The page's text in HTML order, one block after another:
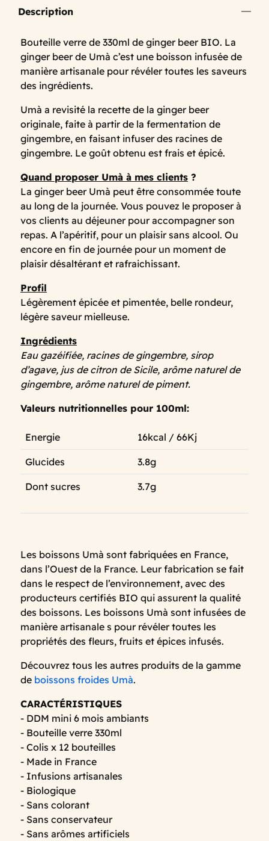
Description
Bouteille verre de 330ml de ginger beer BIO. La
ginger beer de Umà c’est une boisson infusée de
manière artisanale pour révéler toutes les saveurs
des ingrédients.
Umà a revisité la recette de la ginger beer
originale, faite à partir de la fermentation de
gingembre, en faisant infuser des racines de
gingembre. Le goût obtenu est frais et épicé.
Quand proposer Umà à mes clients ?
La ginger beer Umà peut être consommée toute
au long de la journée. Vous pouvez le proposer à
vos clients au déjeuner pour accompagner son
repas. A l’apéritif, pour un plaisir sans alcool. Ou
encore en fin de journée pour un moment de
plaisir désaltérant et rafraichissant.
Profil
Légèrement épicée et pimentée, belle rondeur,
légère saveur mielleuse.
Ingrédients
Eau gazéifiée, racines de gingembre, sirop
d’agave, jus de citron de Sicile, arôme naturel de
gingembre, arôme naturel de piment.
Valeurs nutritionnelles pour 100ml:
Energie 16kcal / 66Kj
Glucides 3.8g
Dont sucres 3.7g
Les boissons Umà sont fabriquées en France,
dans l’Ouest de la France. Leur fabrication se fait
dans le respect de l’environnement, avec des
producteurs certifiés BIO qui assurent la qualité
des boissons. Les boissons Umà sont infusées de
manière artisanale s pour révéler toutes les
propriétés des fleurs, fruits et épices infusés.
Découvrez tous les autres produits de la gamme
de boissons froides Umà.
CARACTÉRISTIQUES
- DDM mini 6 mois ambiants
- Bouteille verre 330ml
- Colis x 12 bouteilles
- Made in France
- Infusions artisanales
- Biologique
- Sans colorant
- Sans conservateur
- Sans arômes artificiels